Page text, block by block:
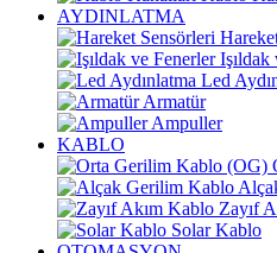
AYDINLATMA
Işıldak
Led
Armatür
Ampuller
KABLO
Zayıf
Solar Kablo